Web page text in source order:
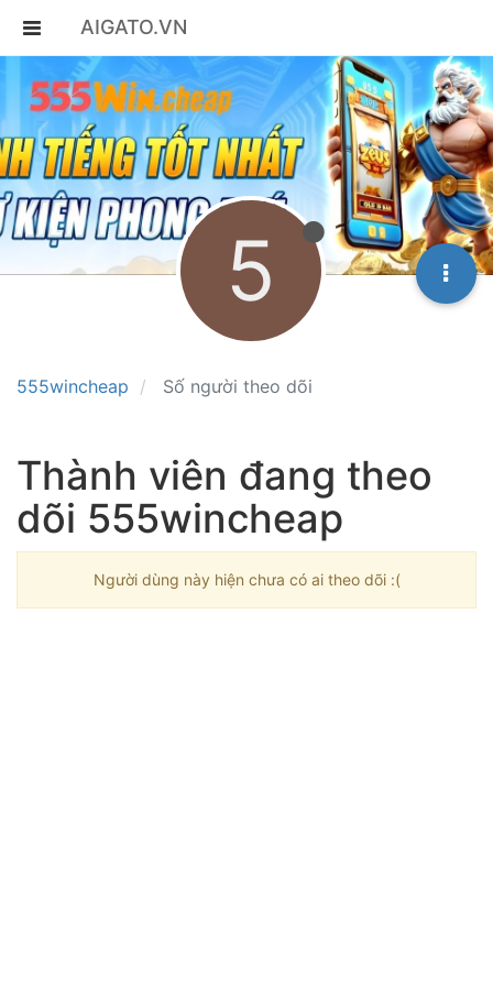
AIGATO.VN
555wincheap Số người theo dõi
5
Thành viên đang theo
dõi 555wincheap
Người dùng này hiện chưa có ai theo dõi :(